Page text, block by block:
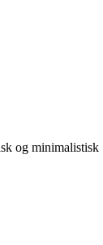
og minimalistisk